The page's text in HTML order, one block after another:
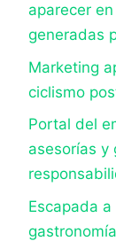
aparecer
generadas
Marketing
ciclismo
Portal del
asesorías y
Escapada